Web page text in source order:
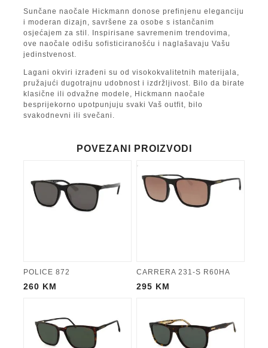
Sunčane naočale Hickmann donose prefinjenu eleganciju
i moderan dizajn, savršene za osobe s istančanim
osjećajem za stil. Inspirisane savremenim trendovima,
ove naočale odišu sofisticiranošću i naglašavaju Vašu
jedinstvenost.
Lagani okviri izrađeni su od visokokvalitetnih materijala,
pružajući dugotrajnu udobnost i izdržljivost. Bilo da birate
klasične ili odvažne modele, Hickmann naočale
besprijekorno upotpunjuju svaki Vaš outfit, bilo
svakodnevni ili svečani.
POVEZANI PROIZVODI
POLICE 872
260 KM
CARRERA 231-S R60HA
295 KM